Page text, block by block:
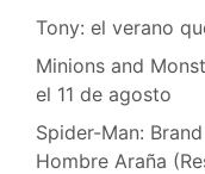
Tony: el verano
Minions and
el 11 de agosto
Spider-Man:
Hombre Araña